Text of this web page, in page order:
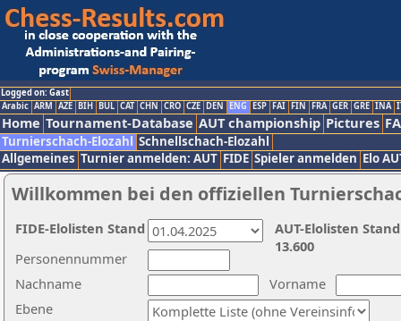
Logged on: Gast
Arabic ARM AZE BIH BUL CAT CHN CRO CZE DEN ENG ESP FAI FIN FRA GER GRE INA
Home Tournament-Database AUT championship Pictures
Turnierschach-Elozahl Schnellschach-Elozahl
Allgemeines Turnier anmelden: AUT FIDE Spieler anmelden Elo
Willkommen bei den offiziellen
Nachname
Vorname
Ebene
Personennummer
AUT-Elolisten
13.600
FIDE-Elolisten Stand